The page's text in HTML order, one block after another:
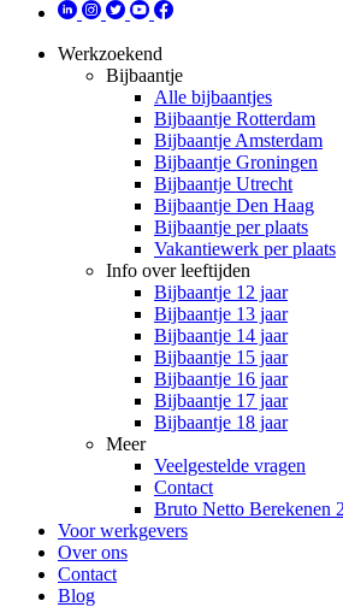
Werkzoekend
Bijbaantje
Alle bijbaantjes
Bijbaantje Rotterdam
Bijbaantje Amsterdam
Bijbaantje Groningen
Bijbaantje Utrecht
Bijbaantje Den Haag
Bijbaantje per plaats
Vakantiewerk per plaats
Info over leeftijden
Bijbaantje 12 jaar
Bijbaantje 13 jaar
Bijbaantje 14 jaar
Bijbaantje 15 jaar
Bijbaantje 16 jaar
Bijbaantje 17 jaar
Bijbaantje 18 jaar
Meer
Veelgestelde vragen
Contact
Bruto Netto Berekenen
Voor werkgevers
Over ons
Contact
Blog